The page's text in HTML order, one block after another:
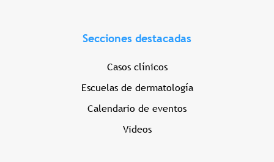
Secciones destacadas
Casos clínicos
Escuelas de dermatología
Calendario de eventos
Videos